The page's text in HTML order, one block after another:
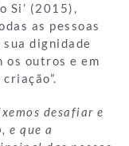
Si’ (2015),
as pessoas
dignidade
os outros e em
desafiar e
e que a